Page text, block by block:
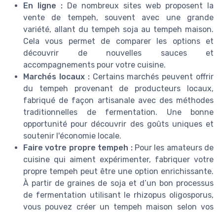
En ligne : De nombreux sites web proposent la
vente de tempeh, souvent avec une grande
variété, allant du tempeh soja au tempeh maison.
Cela vous permet de comparer les options et
découvrir de nouvelles sauces et
accompagnements pour votre cuisine.
Marchés locaux :Certains marchés peuvent offrir
du tempeh provenant de producteurs locaux,
fabriqué de façon artisanale avec des méthodes
traditionnelles de fermentation. Une bonne
opportunité pour découvrir des goûts uniques et
soutenir l'économie locale.
Faire votre propre tempeh :Pour les amateurs de
cuisine qui aiment expérimenter, fabriquer votre
propre tempeh peut être une option enrichissante.
À partir de graines de soja et d’un bon processus
de fermentation utilisant le rhizopus oligosporus,
vous pouvez créer un tempeh maison selon vos